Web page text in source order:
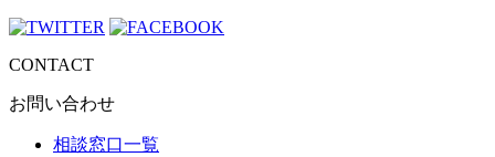
CONTACT
お問い合わせ
相談窓口一覧